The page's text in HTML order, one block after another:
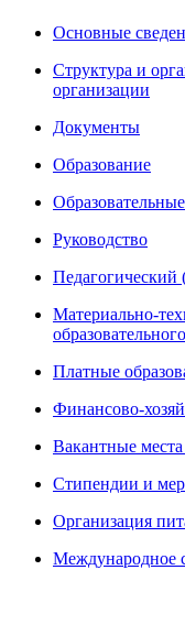
Основные
Структура и
организации
Документы
Образование
Руководство
Педагогический
Материально-
Платные
Финансово-
Вакантные
Стипендии и
Организация
Международное